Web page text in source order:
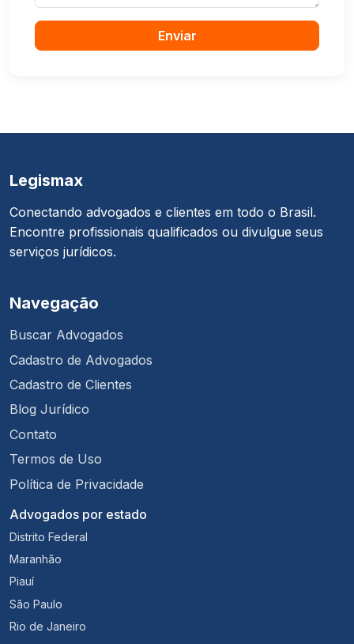
Enviar
Legismax
Conectando advogados e clientes em todo o Brasil.
Encontre profissionais qualificados ou divulgue seus
serviços jurídicos.
Navegação
Buscar Advogados
Cadastro de Advogados
Cadastro de Clientes
Blog Jurídico
Contato
Termos de Uso
Política de Privacidade
Advogados por estado
Distrito Federal
Maranhão
Piauí
São Paulo
Rio de Janeiro